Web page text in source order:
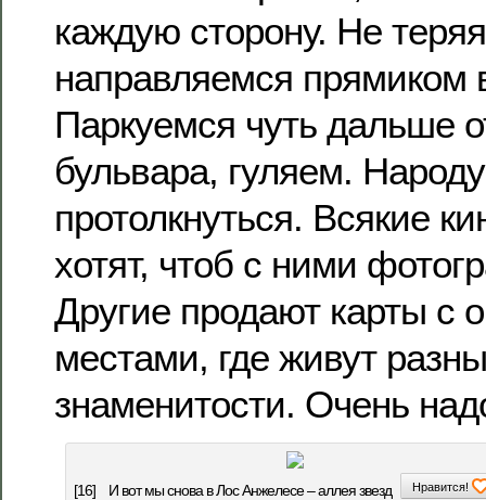
каждую сторону. Не
направляемся прямиком
Паркуемся чуть дальше
бульвара, гуляем.
протолкнуться. Всякие
хотят, чтоб с ними
Другие продают карты с
местами, где живут
знаменитости. Очень
[16] И вот мы снова в Лос Анжелесе – аллея звезд Нравится!